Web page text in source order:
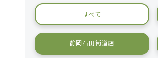
すべて
静岡石田街道店